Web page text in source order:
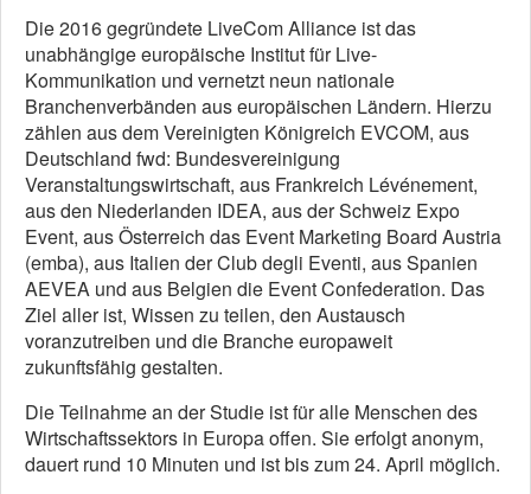
Die 2016 gegründete LiveCom Alliance ist das
unabhängige europäische Institut für Live-
Kommunikation und vernetzt neun nationale
Branchenverbänden aus europäischen Ländern. Hierzu
zählen aus dem Vereinigten Königreich EVCOM, aus
Deutschland fwd: Bundesvereinigung
Veranstaltungswirtschaft, aus Frankreich Lévénement,
aus den Niederlanden IDEA, aus der Schweiz Expo
Event, aus Österreich das Event Marketing Board Austria
(emba), aus Italien der Club degli Eventi, aus Spanien
AEVEA und aus Belgien die Event Confederation. Das
Ziel aller ist, Wissen zu teilen, den Austausch
voranzutreiben und die Branche europaweit
zukunftsfähig gestalten.
Die Teilnahme an der Studie ist für alle Menschen des
Wirtschaftssektors in Europa offen. Sie erfolgt anonym,
dauert rund 10 Minuten und ist bis zum 24. April möglich.